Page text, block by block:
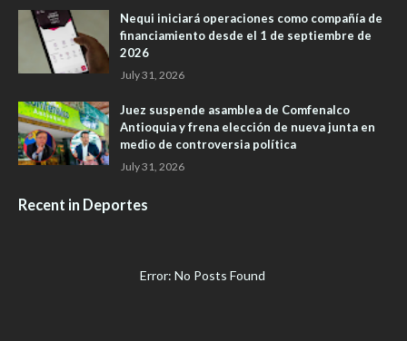
Nequi iniciará operaciones como compañía de
financiamiento desde el 1 de septiembre de
2026
July 31, 2026
Juez suspende asamblea de Comfenalco
Antioquia y frena elección de nueva junta en
medio de controversia política
July 31, 2026
Recent in Deportes
Error: No Posts Found